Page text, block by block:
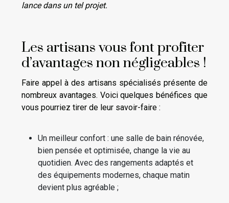
lance dans un tel projet.
Les artisans vous font profiter
d’avantages non négligeables !
Faire appel à des artisans spécialisés présente de
nombreux avantages. Voici quelques bénéfices que
vous pourriez tirer de leur savoir-faire :
Un meilleur confort : une salle de bain rénovée,
bien pensée et optimisée, change la vie au
quotidien. Avec des rangements adaptés et
des équipements modernes, chaque matin
devient plus agréable ;